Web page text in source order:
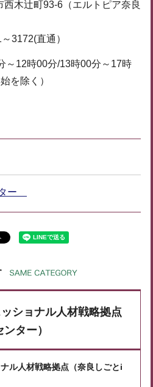
木辻町93-6（エルトピア奈良
3172(直通）
～12時00分/13時00分～17時
を除く）
ー
ショナル人材戦略拠点
ター）
ル人材戦略拠点（奈良しごとi